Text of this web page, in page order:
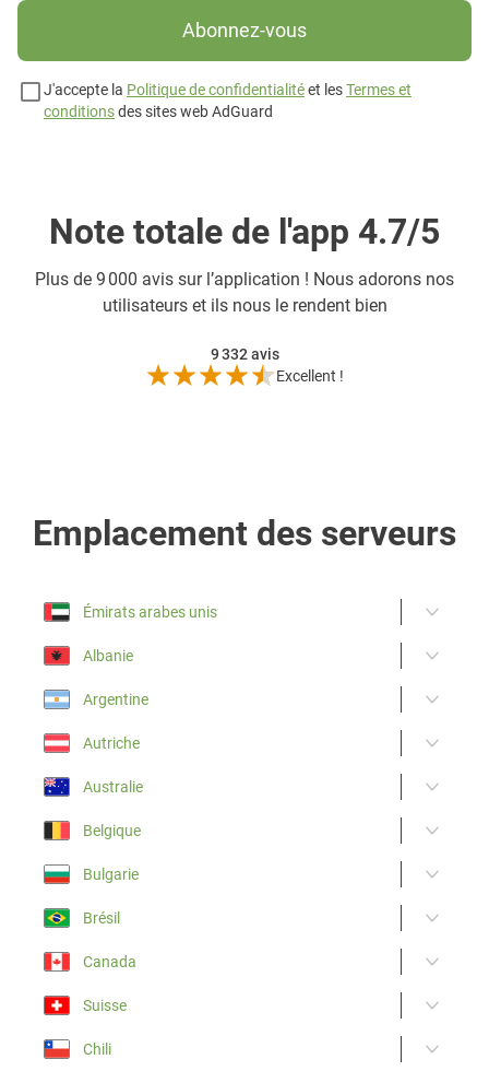
Abonnez-vous
J'accepte la Politique de confidentialitéet lesTermes et
conditionsdes sites web AdGuard
Note totale de l'app 4.7/5
Plus de 9 000 avis sur l’application ! Nous adorons nos
utilisateurs et ils nous le rendent bien
9 332avis
Excellent !
Emplacement des serveurs
Émirats arabes unis
Albanie
Argentine
Autriche
Australie
Belgique
Bulgarie
Brésil
Canada
Suisse
Chili